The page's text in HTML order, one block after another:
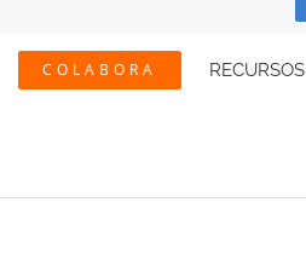
COLABORA RECURSOS